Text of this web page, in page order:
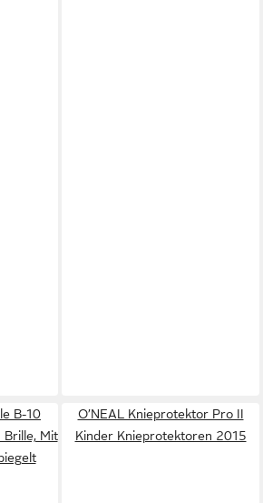
B-10
Brille, Mit
O’NEAL Knieprotektor Pro II
Kinder Knieprotektoren 2015